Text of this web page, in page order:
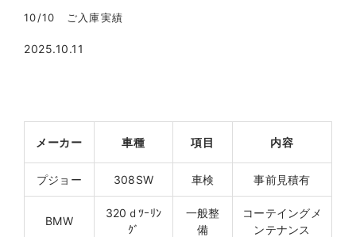
10/10 ご入庫実績
2025.10.11
メーカー 車種 項目 内容
プジョー 308SW 車検 事前見積有
BMW
320ｄﾂｰﾘﾝ
ｸﾞ
一般整
備
コーテイングメ
ンテナンス